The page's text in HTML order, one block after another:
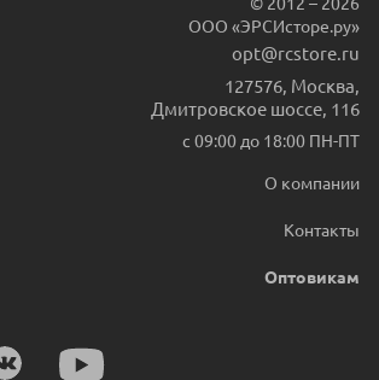
ООО «ЭРСИсторе.ру»
opt@rcstore.ru
127576 Москва
Дмитровское шоссе, 116
с 09:00 до 18:00 ПН-ПТ
О компании
Контакты
Оптовикам